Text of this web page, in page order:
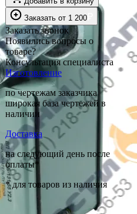
Заказать от 1 200
Заказать звонок
Появились вопросы о
товаре?
Консультация специалиста
Изготовление
по чертежам заказчика
широкая база чертежей в
наличии
Доставка
на следующий день после
оплаты*
* для товаров из наличия